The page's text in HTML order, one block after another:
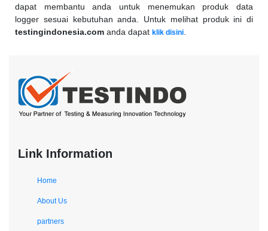
dapat membantu anda untuk menemukan produk data
logger sesuai kebutuhan anda. Untuk melihat produk ini di
testingindonesia.com anda dapat klik disini
Link Information
Home
About Us
partners